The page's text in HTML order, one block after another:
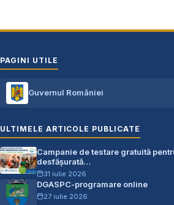
PAGINI UTILE
Guvernul României
ULTIMELE ARTICOLE PUBLICATE
Campanie de testare gratuită
desfășurată…
31 iulie 2026
DGASPC-programare online
27 iulie 2026